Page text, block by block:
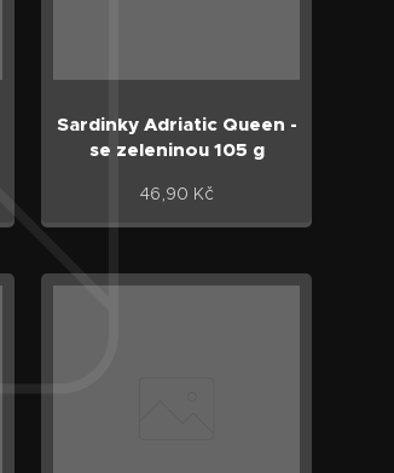
Sardinky Adriatic Queen -
se zeleninou 105 g
46,90 Kč